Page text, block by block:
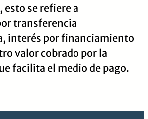
esto se refiere a
transferencia
interés por financiamiento
valor cobrado por la
facilita el medio de pago.